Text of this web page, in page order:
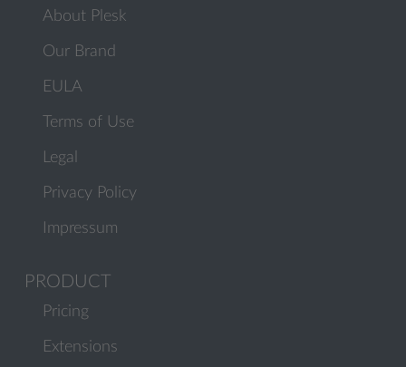
About Plesk
Our Brand
EULA
Terms of Use
Legal
Privacy Policy
Impressum
PRODUCT
Pricing
Extensions